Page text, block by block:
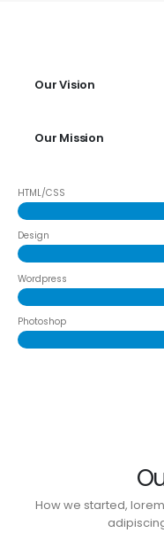
Our Vision
Our Mission
HTML/CSS
Design
Wordpress
Photoshop
How we started,